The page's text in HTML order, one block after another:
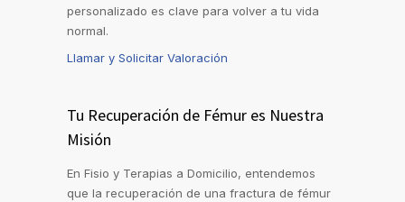
personalizado es clave para volver a tu vida
normal.
Llamar y Solicitar Valoración
Tu Recuperación de Fémur es Nuestra
Misión
En Fisio y Terapias a Domicilio, entendemos
que la recuperación de una fractura de fémur